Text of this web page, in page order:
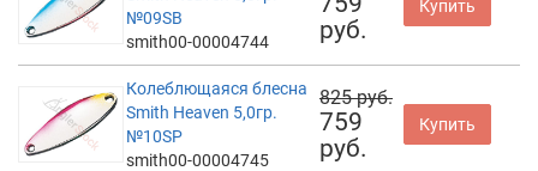
№09SB
smith00-00004744
руб.
Купить
Колеблющаяся блесна
Smith Heaven 5,0гр.
№10SP
smith00-00004745
825 руб.
759
руб.
Купить